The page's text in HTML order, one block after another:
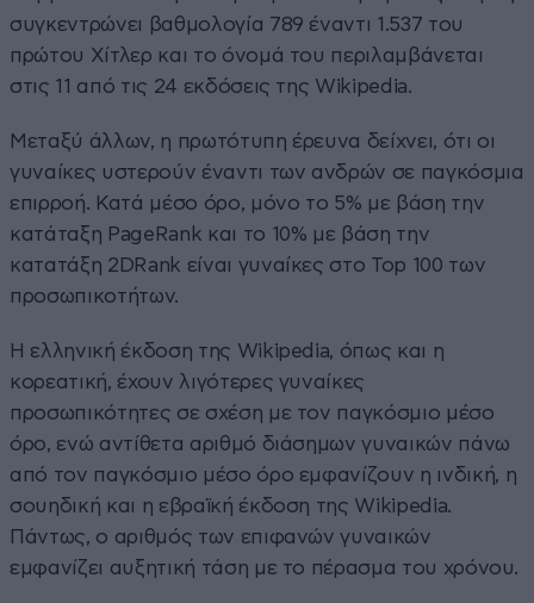
συγκεντρώνει βαθμολογία 789 έναντι 1.537 του
πρώτου Χίτλερ και το όνομά του περιλαμβάνεται
στις 11 από τις 24 εκδόσεις της Wikipedia.
Μεταξύ άλλων, η πρωτότυπη έρευνα δείχνει, ότι οι
γυναίκες υστερούν έναντι των ανδρών σε παγκόσμια
επιρροή. Κατά μέσο όρο, μόνο το 5% με βάση την
κατάταξη PageRank και το 10% με βάση την
κατατάξη 2DRank είναι γυναίκες στο Top 100 των
προσωπικοτήτων.
Η ελληνική έκδοση της Wikipedia, όπως και η
κορεατική, έχουν λιγότερες γυναίκες
προσωπικότητες σε σχέση με τον παγκόσμιο μέσο
όρο, ενώ αντίθετα αριθμό διάσημων γυναικών πάνω
από τον παγκόσμιο μέσο όρο εμφανίζουν η ινδική, η
σουηδική και η εβραϊκή έκδοση της Wikipedia.
Πάντως, ο αριθμός των επιφανών γυναικών
εμφανίζει αυξητική τάση με το πέρασμα του χρόνου.